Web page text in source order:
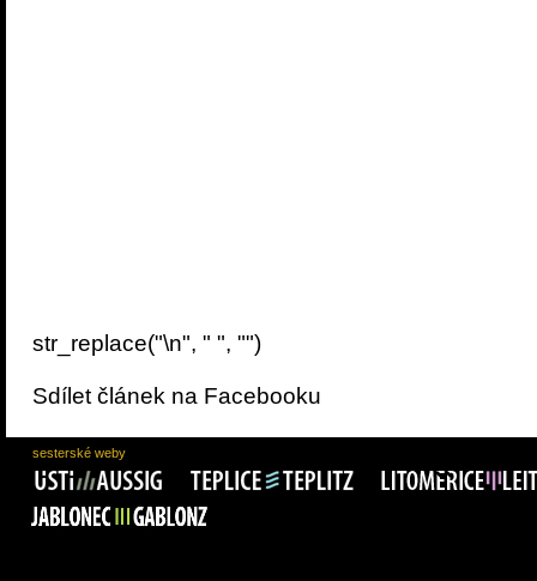
str_replace("\n", " ", "")
Sdílet článek na Facebooku
sesterské weby